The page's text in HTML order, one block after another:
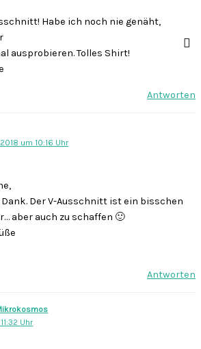
Habe ich noch nie genäht,
ausprobieren. Tolles Shirt!
Antworten
um 10:16 Uhr
Der V-Ausschnitt ist ein bisschen
aber auch zu schaffen 🙂
Antworten
Uhr